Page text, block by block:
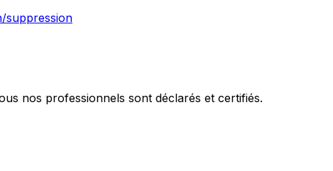
suppression
nos professionnels sont déclarés et certifiés.